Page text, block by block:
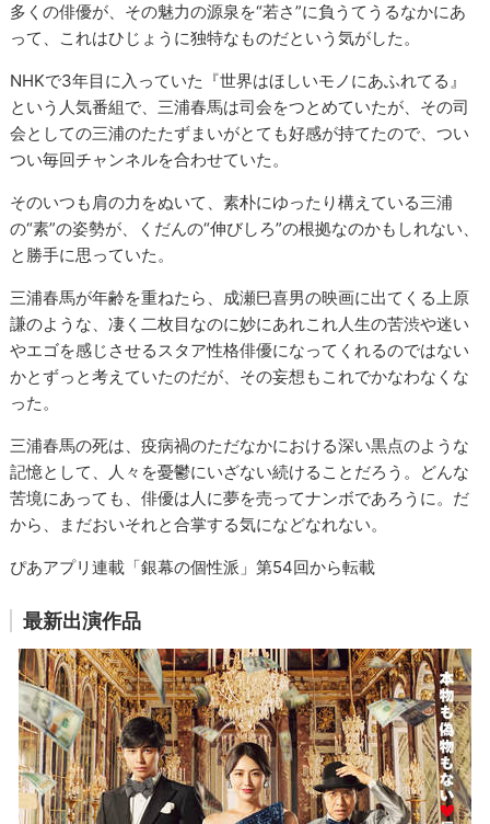
多くの俳優が、その魅力の源泉を“若さ”に負うてうるなかにあ
って、これはひじょうに独特なものだという気がした。
NHKで3年目に入っていた『世界はほしいモノにあふれてる』
という人気番組で、三浦春馬は司会をつとめていたが、その司
会としての三浦のたたずまいがとても好感が持てたので、つい
つい毎回チャンネルを合わせていた。
そのいつも肩の力をぬいて、素朴にゆったり構えている三浦
の“素”の姿勢が、くだんの“伸びしろ”の根拠なのかもしれない、
と勝手に思っていた。
三浦春馬が年齢を重ねたら、成瀬巳喜男の映画に出てくる上原
謙のような、凄く二枚目なのに妙にあれこれ人生の苦渋や迷い
やエゴを感じさせるスタア性格俳優になってくれるのではない
かとずっと考えていたのだが、その妄想もこれでかなわなくな
った。
三浦春馬の死は、疫病禍のただなかにおける深い黒点のような
記憶として、人々を憂鬱にいざない続けることだろう。どんな
苦境にあっても、俳優は人に夢を売ってナンボであろうに。だ
から、まだおいそれと合掌する気になどなれない。
ぴあアプリ連載「銀幕の個性派」第54回から転載
最新出演作品